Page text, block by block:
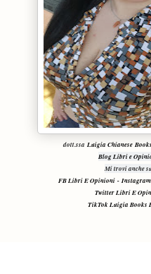
dott.ssa Luigia Chianese
Blog Libri e
Mi trovi anche
FB Libri E Opinioni-
Twitter Libri E
TikTok Luigia Books